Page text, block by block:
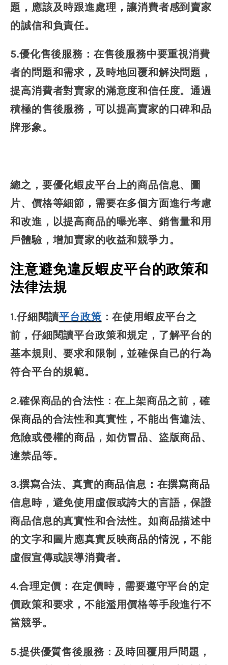
題，應該及時跟進處理，讓消費者感到賣家
的誠信和負責任。
5.優化售後服務：在售後服務中要重視消費
者的問題和需求，及時地回覆和解決問題，
提高消費者對賣家的滿意度和信任度。通過
積極的售後服務，可以提高賣家的口碑和品
牌形象。
總之，要優化蝦皮平台上的商品信息、圖
片、價格等細節，需要在多個方面進行考慮
和改進，以提高商品的曝光率、銷售量和用
戶體驗，增加賣家的收益和競爭力。
注意避免違反蝦皮平台的政策和
法律法規
1.仔細閱讀平台政策 ：在使用蝦皮平台之
前，仔細閱讀平台政策和規定，了解平台的
基本規則、要求和限制，並確保自己的行為
符合平台的規範。
2.確保商品的合法性：在上架商品之前，確
保商品的合法性和真實性，不能出售違法、
危險或侵權的商品，如仿冒品、盜版商品、
違禁品等。
3.撰寫合法、真實的商品信息：在撰寫商品
信息時，避免使用虛假或誇大的言語，保證
商品信息的真實性和合法性。如商品描述中
的文字和圖片應真實反映商品的情況，不能
虛假宣傳或誤導消費者。
4.合理定價：在定價時，需要遵守平台的定
價政策和要求，不能濫用價格等手段進行不
當競爭。
5.提供優質售後服務：及時回覆用戶問題，